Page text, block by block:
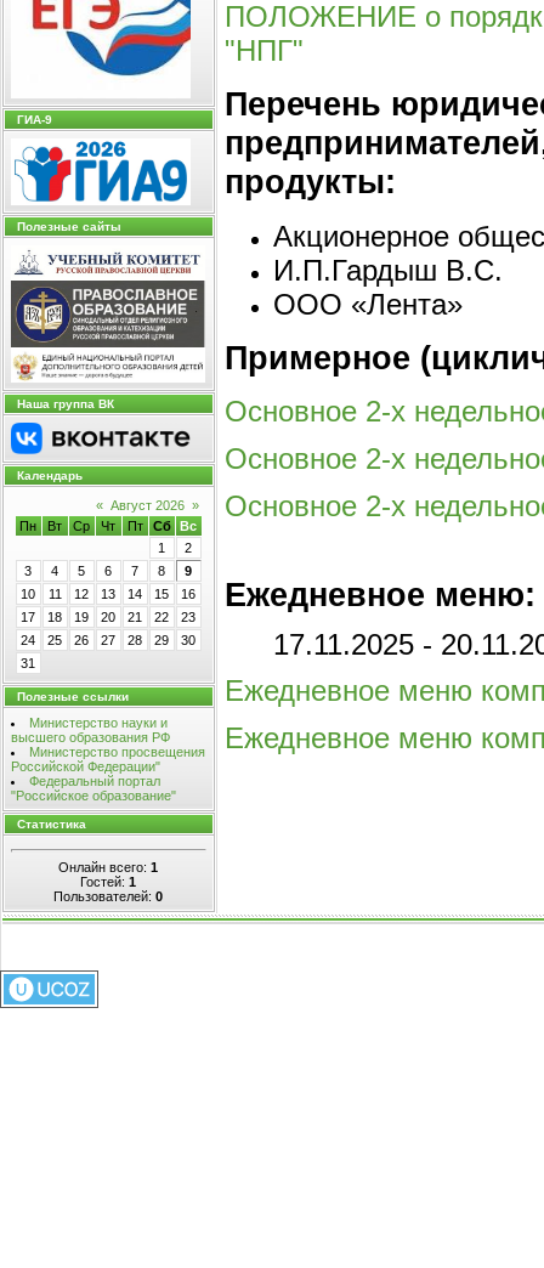
ГИА-9
Полезные сайты
Наша группа ВК
Календарь
« Август 2026 »
Пн
Вт Ср Чт Пт Сб
Вс
1
2
3
4 5 6 7 8
9
10
11 12 13 14 15
16
17
18 19 20 21 22
23
24
25 26 27 28 29
30
31
Полезные ссылки
Министерство науки и
высшего образования РФ
Министерство просвещения
Российской Федерации"
Федеральный портал
"Российское образование"
Статистика
Онлайн всего:1
Гостей:1
Пользователей:0
ПОЛОЖЕНИЕ о порядке
"НПГ"
Перечень
продукты:
Акционерное
И.П.Гардыш В.С.
ООО «Лента»
Примерное
Основное 2-х
Основное 2-х
Основное 2-х
Ежедневное меню:
17.11.2025 -
Ежедневное меню
Ежедневное меню